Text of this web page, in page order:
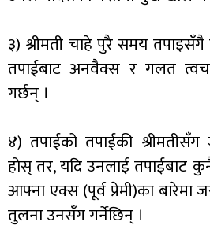
३) श्रीमती चाहे पुरै समय
तपाईबाट अनवैक्स र गलत
गर्छन् ।
४) तपाईको तपाईकी
होस् तर, यदि उनलाई तपाईबाट
आफ्ना एक्स (पूर्व प्रेमी)का बारेमा
तुलना उनसँग गर्नेछिन् ।